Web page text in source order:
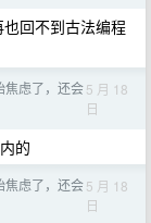
回不到古法编程
焦虑了，还会5 月 18
日
的
焦虑了，还会5 月 18
日